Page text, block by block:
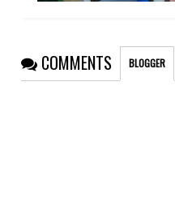
COMMENTS BLOGGER